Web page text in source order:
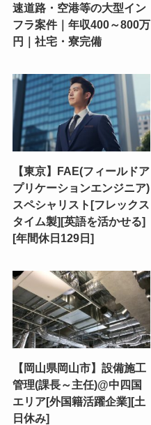
速道路・空港等の大型イン
フラ案件｜年収400～800万
円｜社宅・寮完備
【東京】FAE(フィールドア
プリケーションエンジニア)
スペシャリスト[フレックス
タイム製][英語を活かせる]
[年間休日129日]
【岡山県岡山市】設備施工
管理(課長～主任)@中四国
エリア[外国籍活躍企業][土
日休み]